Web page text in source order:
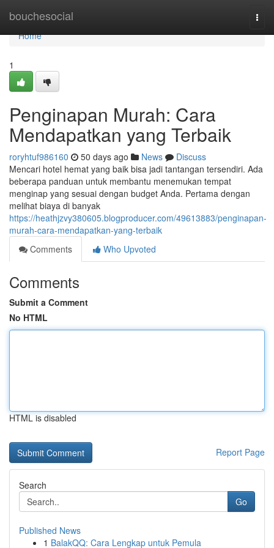
bouchesocial
Home
Home
1
Penginapan Murah: Cara
Mendapatkan yang Terbaik
roryhtuf986160 50 days ago News
Discuss
Mencari hotel hemat yang baik bisa jadi tantangan tersendiri. Ada
beberapa panduan untuk membantu menemukan tempat
menginap yang sesuai dengan budget Anda. Pertama dengan
melihat biaya di banyak
https://heathjzvy380605.blogproducer.com/49613883/penginapan-
murah-cara-mendapatkan-yang-terbaik
Comments
Who Upvoted
Comments
Submit a Comment
No HTML
HTML is disabled
Report Page
Search
Go
Published News
1 BalakQQ: Cara Lengkap untuk Pemula